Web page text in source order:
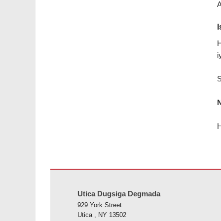
Utica Dugsiga Degmada
929 York Street
Utica , NY 13502